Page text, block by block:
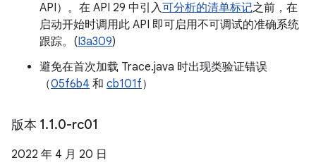
API）。在 API 29 中引入可分析的清单标记之前，在
启动开始时调用此 API 即可启用不可调试的准确系统
跟踪。(I3a309)
避免在首次加载 Trace.java 时出现类验证错误
（05f6b4 和 cb101f）
版本 1.1.0-rc01
2022 年 4 月 20 日